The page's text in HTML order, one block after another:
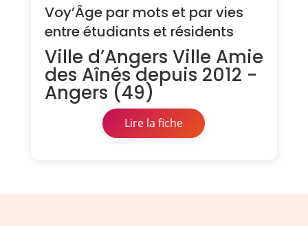
Voy’Âge par mots et par vies
entre étudiants et résidents
Ville d’Angers Ville Amie
des Aînés depuis 2012 -
Angers (49)
Lire la fiche